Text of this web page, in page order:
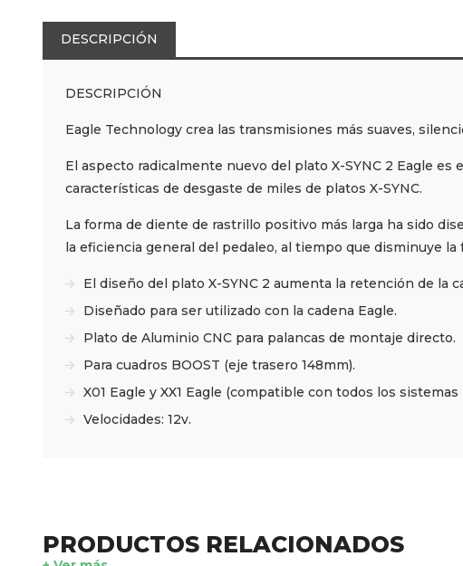
DESCRIPCIÓN
DESCRIPCIÓN
Eagle Technology crea las transmisiones más suaves,
El aspecto radicalmente nuevo del plato X-SYNC 2 Eagle
características de desgaste de miles de platos X-SYNC.
La forma de diente de rastrillo positivo más larga ha sido
la eficiencia general del pedaleo, al tiempo que disminuye la
El diseño del plato X-SYNC 2 aumenta la retención de la
Diseñado para ser utilizado con la cadena Eagle.
Plato de Aluminio CNC para palancas de montaje directo.
Para cuadros BOOST (eje trasero 148mm).
X01 Eagle y XX1 Eagle (compatible con todos los sistemas
Velocidades: 12v.
PRODUCTOS RELACIONADOS